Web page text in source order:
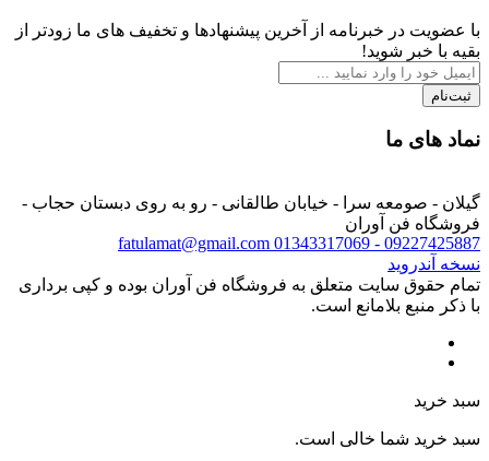
با عضویت در خبرنامه از آخرین پیشنهادها و تخفیف های ما زودتر از
بقیه با خبر شوید!
ثبت‌نام
نماد های ما
گیلان - صومعه سرا - خیابان طالقانی - رو به روی دبستان حجاب -
فروشگاه فن آوران
09227425887 - 01343317069
fatulamat@gmail.com
نسخه آندروید
تمام حقوق سایت متعلق به فروشگاه فن آوران بوده و کپی برداری
با ذکر منبع بلامانع است.
سبد خرید
سبد خرید شما خالی است.